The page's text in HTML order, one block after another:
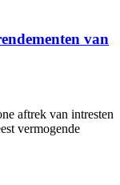
van
aftrek van intresten
vermogende